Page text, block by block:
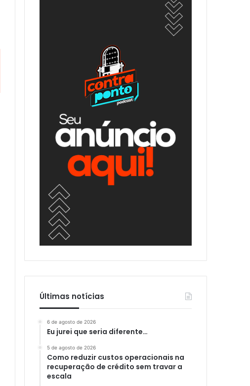
Últimas notícias
6 de agosto de 2026
Eu jurei que seria diferente…
5 de agosto de 2026
Como reduzir custos operacionais na
recuperação de crédito sem travar a
escala